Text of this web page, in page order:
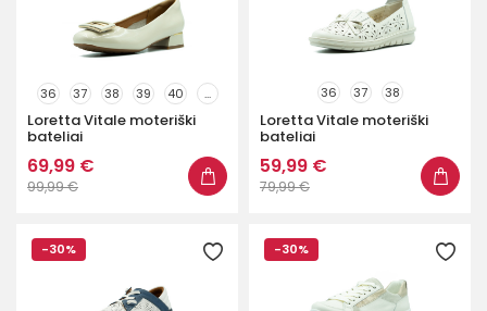
36 37 38 39 40 ...
Loretta Vitale moteriški
bateliai
69,99 €
99,99 €
36 37 38
Loretta Vitale moteriški
bateliai
59,99 €
79,99 €
-30% -30%